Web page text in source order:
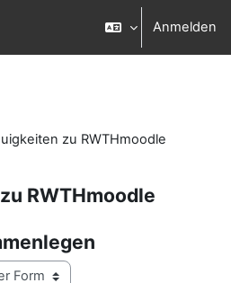
Anmelden
zu RWTHmoodle
RWTHmoodle